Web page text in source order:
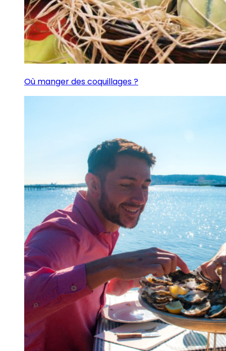
Où manger des coquillages ?